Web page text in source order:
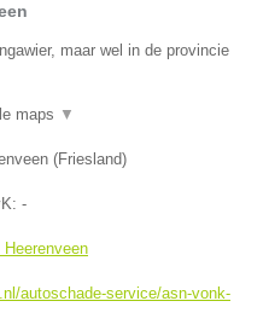
maar wel in de provincie
maps ▼
(Friesland)
-
Heerenveen
autoschade-service/asn-vonk-